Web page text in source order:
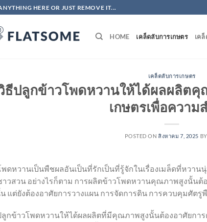
HERE OR JUST REMOVE IT...
HOME เคล็ดลับการเกษตร เค
เคล็ดลับการเกษตร
ธีปลูกข้าวโพดหวานให้ได้ผลผลิตคุ
เกษตรเพื่อความ
POSTED ONสิงหาคม 7, 2025 BY
พดหวานเป็นพืชผลอันเป็นที่รักเป็นที่รู้จักในเรื่องเมล็ดที่หวา
าวสวน อย่างไรก็ตาม การผลิตข้าวโพดหวานคุณภาพสูงนั้นต้
แต่ยังต้องอาศัยการวางแผน การจัดการดิน การควบคุมศัตรู
ลูกข้าวโพดหวานให้ได้ผลผลิตที่มีคุณภาพสูงนั้นต้องอาศัยการ